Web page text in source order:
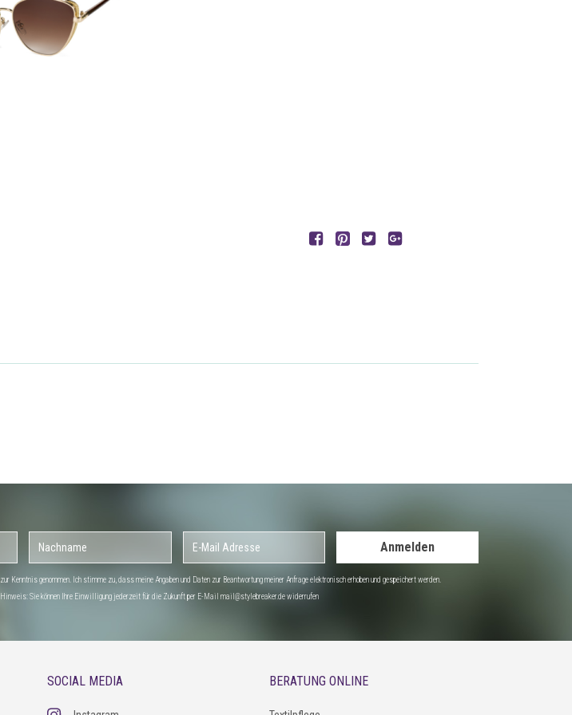
Anmelden
zur Kenntnis genommen. Ich stimme zu, dass meine Angaben und Daten zur Beantwortung meiner Anfrage elektronisch erhoben und gespeichert werden.
Hinweis: Sie können Ihre Einwilligung jederzeit für die Zukunft per E-Mail mail@stylebreaker.de widerrufen
SOCIAL MEDIA BERATUNG ONLINE